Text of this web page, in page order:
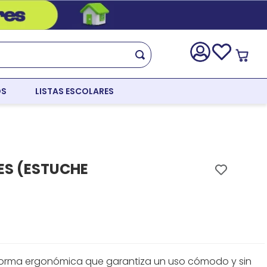
LISTAS ESCOLARES
(ESTUCHE
ergonómica que garantiza un uso cómodo y sin